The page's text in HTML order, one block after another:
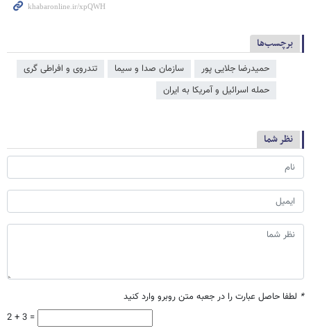
برچسب‌ها
حمیدرضا جلایی پور سازمان صدا و سیما
تندروی و افراطی گری
حمله اسرائیل و آمریکا به ایران
نظر شما
* لطفا حاصل عبارت را در جعبه متن روبرو وارد کنید
2 + 3 =